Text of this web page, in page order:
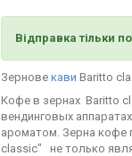
Відправка тільки
Зернове кави Baritto
Кофе в зернах Baritto
вендинговых
ароматом. Зерна кофе
classic" не только